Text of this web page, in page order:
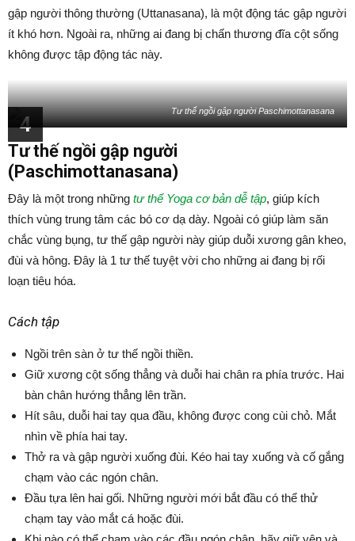
gập người thông thường (Uttanasana), là một động tác gập người
ít khó hơn. Ngoài ra, những ai đang bị chấn thương đĩa cột sống
không được tập động tác này.
4
Tư thế ngồi gập người Paschimottanasana
Tư thế ngồi gập người
(Paschimottanasana)
Đây là một trong những tư thế Yoga cơ bản dễ tập, giúp kích
thích vùng trung tâm các bó cơ dạ dày. Ngoài có giúp làm săn
chắc vùng bụng, tư thế gập người này giúp duỗi xương gân kheo,
đùi và hông. Đây là 1 tư thế tuyệt vời cho những ai đang bị rối
loạn tiêu hóa.
Cách tập
Ngồi trên sàn ở tư thế ngồi thiền.
Giữ xương cột sống thẳng và duỗi hai chân ra phía trước. Hai
bàn chân hướng thẳng lên trần.
Hít sâu, duỗi hai tay qua đầu, không được cong cùi chỏ. Mắt
nhìn về phía hai tay.
Thở ra và gập người xuống đùi. Kéo hai tay xuống và cố gắng
chạm vào các ngón chân.
Đầu tựa lên hai gối. Những người mới bắt đầu có thể thử
chạm tay vào mắt cá hoặc đùi.